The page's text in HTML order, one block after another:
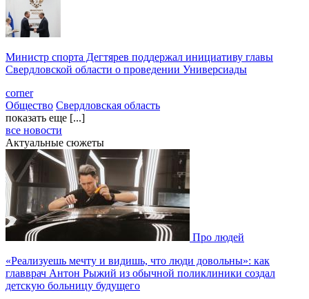
Министр спорта Дегтярев поддержал инициативу главы
Свердловской области о проведении Универсиады
corner
Общество Свердловская область
показать еще [...]
все новости
Актуальные сюжеты
Про людей
«Реализуешь мечту и видишь, что люди довольны»: как
главврач Антон Рыжий из обычной поликлиники создал
детскую больницу будущего